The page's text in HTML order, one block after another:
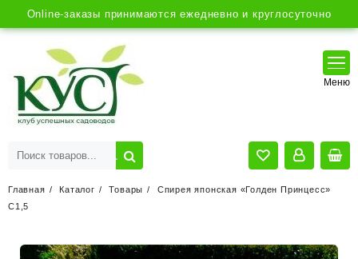
Online-заказы принимаются ежедневно и круглосуточно
Главная Каталог Товары
Спирея японская «Голден Принцесс»
С1,5